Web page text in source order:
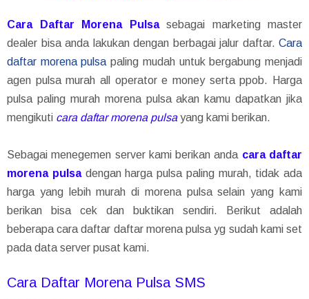
Cara Daftar Morena Pulsasebagai marketing master
dealer bisa anda lakukan dengan berbagai jalur daftar. Cara
daftar morena pulsa paling mudah untuk bergabung menjadi
agen pulsa murah all operator e money serta ppob. Harga
pulsa paling murah morena pulsa akan kamu dapatkan jika
mengikuti cara daftar morena pulsayang kami berikan.
Sebagai menegemen server kami berikan anda cara daftar
morena pulsadengan harga pulsa paling murah, tidak ada
harga yang lebih murah di morena pulsa selain yang kami
berikan bisa cek dan buktikan sendiri. Berikut adalah
beberapa cara daftar daftar morena pulsa yg sudah kami set
pada data server pusat kami.
Cara Daftar Morena Pulsa SMS